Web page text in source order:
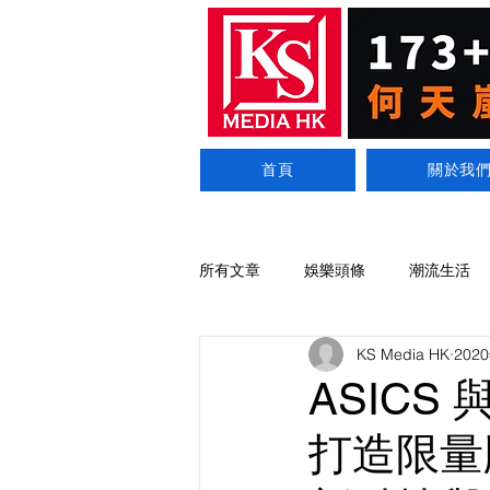
首頁 關於我
所有文章 娛樂頭條 潮流生活
ASICS
打造限
KS Media HK